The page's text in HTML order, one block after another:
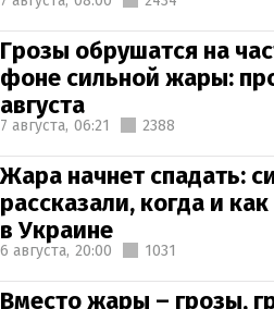
Грозы обрушатся на
фоне сильной жары:
августа
7 августа, 06:21 2388
Жара начнет спадать:
рассказали, когда и
в Украине
6 августа, 20:00 1031
Вместо жары – грозы,